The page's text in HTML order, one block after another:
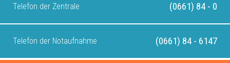
Telefon der Zentrale (0661) 84 - 0
Telefon der Notaufnahme (0661) 84 - 6147